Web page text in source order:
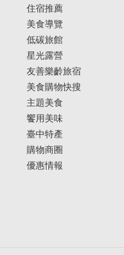
住宿推薦
美食導覽
低碳旅館
星光露營
友善樂齡旅宿
美食購物快搜
主題美食
饗用美味
臺中特產
購物商圈
優惠情報